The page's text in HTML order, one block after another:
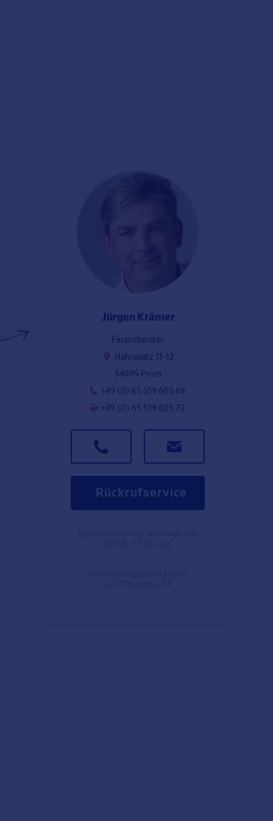
Jürgen Krämer
Finanzberater
Hahnplatz 11-12
54595 Prüm
+49 (0) 65 519 605 69
+49 (0) 65 519 605 72
Rückrufservice